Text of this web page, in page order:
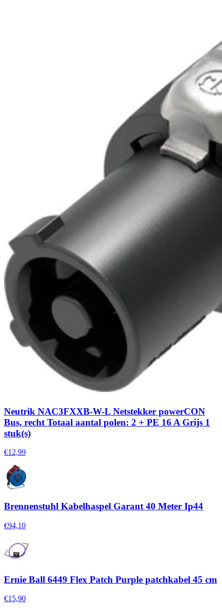
Neutrik NAC3FXXB-W-L Netstekker powerCON
Bus, recht Totaal aantal polen: 2 + PE 16 A Grijs 1
stuk(s)
€12,99
Brennenstuhl Kabelhaspel Garant 40 Meter Ip44
€94,10
Ernie Ball 6449 Flex Patch Purple patchkabel 45 cm
€15,90